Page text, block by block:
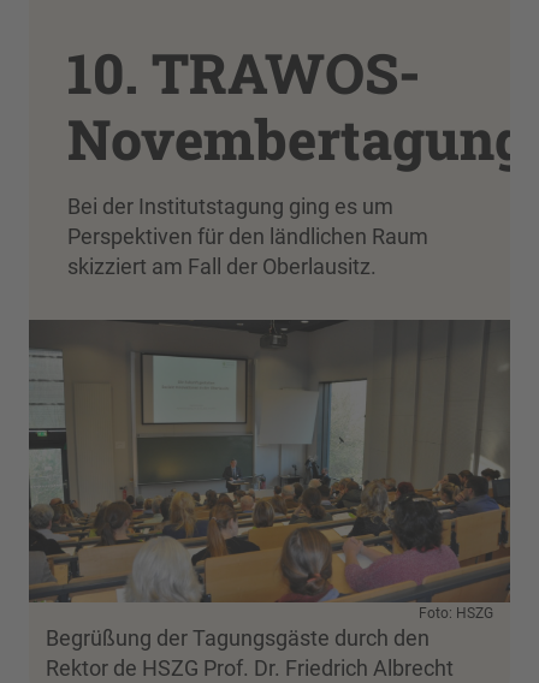
10. TRAWOS-
Novembertagung
Bei der Institutstagung ging es um
Perspektiven für den ländlichen Raum
skizziert am Fall der Oberlausitz.
Foto: HSZG
Begrüßung der Tagungsgäste durch den
Rektor de HSZG Prof. Dr. Friedrich Albrecht